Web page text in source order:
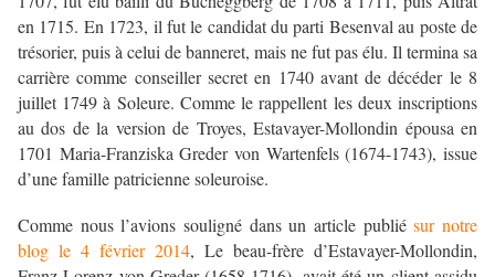
en 1715. En 1723, il fut le candidat du parti Besenval au poste de
trésorier, puis à celui de banneret, mais ne fut pas élu. Il termina sa
carrière comme conseiller secret en 1740 avant de décéder le 8
juillet 1749 à Soleure. Comme le rappellent les deux inscriptions
au dos de la version de Troyes, Estavayer-Mollondin épousa en
1701 Maria-Franziska Greder von Wartenfels (1674-1743), issue
d’une famille patricienne soleuroise.
Comme nous l’avions souligné dans un article publiésur notre
blog le 4 février 2014, Le beau-frère d’Estavayer-Mollondin,